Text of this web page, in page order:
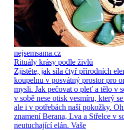
nejsemsama.cz
Rituály krásy podle živlů
Zjistěte, jak síla čtyř přírodních
koupelnu v posvátný prostor pro
mysli. Jak pečovat o pleť a tělo v
v sobě nese otisk vesmíru, který
ale i v potřebách naší pokožky.
znamení Berana, Lva a Střelce v
neutuchající elán. Vaše